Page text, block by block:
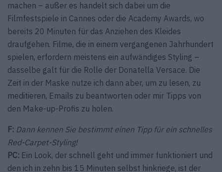
machen – außer es handelt sich dabei um die
Filmfestspiele in Cannes oder die Academy Awards, wo
bereits 20 Minuten für das Anziehen des Kleides
draufgehen. Filme, die in einem vergangenen Jahrhundert
spielen, erfordern meistens ein aufwändiges Styling –
dasselbe galt für die Rolle der Donatella Versace. Die
Zeit in der Maske nutze ich dann aber, um zu lesen, zu
meditieren, Emails zu beantworten oder mir Tipps von
den Make-up-Profis zu holen.
F: Dann kennen Sie bestimmt einen Tipp für ein schnelles
Red-Carpet-Styling!
PC: Ein Look, der schnell geht und immer funktioniert und
den ich in zehn bis 15 Minuten selbst hinkriege, ist der